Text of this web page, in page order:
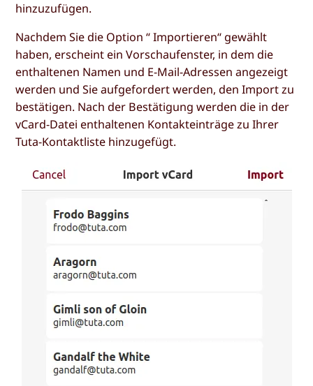
hinzuzufügen.
Nachdem Sie die Option “Importieren“ gewählt
haben, erscheint ein Vorschaufenster, in dem die
enthaltenen Namen und E-Mail-Adressen angezeigt
werden und Sie aufgefordert werden, den Import zu
bestätigen. Nach der Bestätigung werden die in der
vCard-Datei enthaltenen Kontakteinträge zu Ihrer
Tuta-Kontaktliste hinzugefügt.